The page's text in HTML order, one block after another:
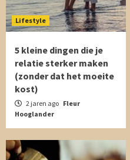
Lifestyle
5 kleine dingen die je
relatie sterker maken
(zonder dat het moeite
kost)
2 jaren ago Fleur
Hooglander